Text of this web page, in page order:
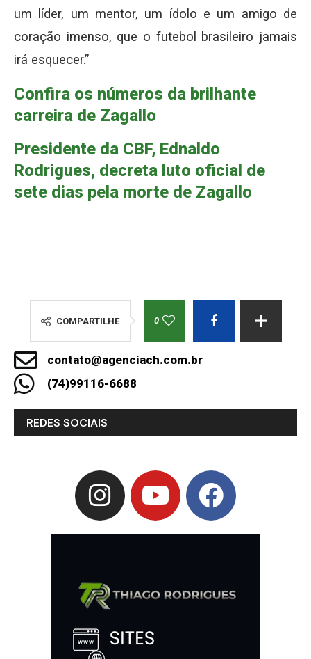
um líder, um mentor, um ídolo e um amigo de
coração imenso, que o futebol brasileiro jamais
irá esquecer.”
Confira os números da brilhante
carreira de Zagallo
Presidente da CBF, Ednaldo
Rodrigues, decreta luto oficial de
sete dias pela morte de Zagallo
COMPARTILHE 0
contato@agenciach.com.br
(74)99116-6688
REDES SOCIAIS